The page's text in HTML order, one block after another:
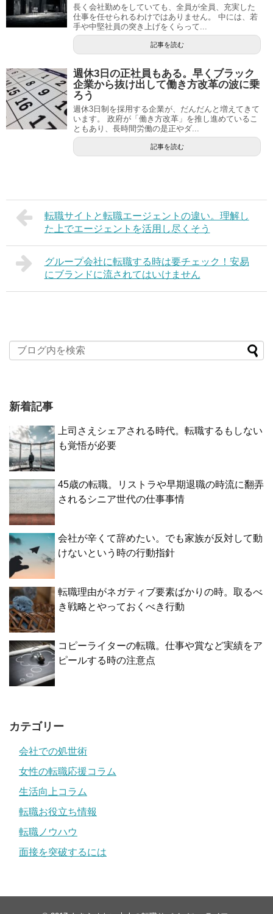
長く会社勤めをしていても、全員が全員、充実した
仕事を任せられるわけではありません。 中には、若
手や中堅社員の突き上げをくらって...
記事を読む
週休3日の正社員もある。早くブラック
企業から抜け出して働き方改革の波に乗
ろう
週休3日制を採用する企業が、だんだんと増えてきて
います。 政府が「働き方改革」を推し進めているこ
ともあり、長時間労働の是正やダ...
記事を読む
転職サイトと転職エージェントの違い。理解し
た上でエージェントを活用し尽くそう
グループ会社に転職する時は要チェック！安易
にブランドに流されてはいけません
新着記事
上司さえシェアされる時代。転職するもしない
も覚悟が必要
45歳の転職。リストラや早期退職の時流に翻弄
されるシニア世代の仕事事情
会社が辛くて辞めたい。でも家族が反対して動
けないという時の行動指針
転職理由がネガティブ要素ばかりの時。取るべ
き戦略とやっておくべき行動
コピーライターの転職。仕事や賞など実績をア
ピールする時の注意点
カテゴリー
会社での処世術
女性の転職応援コラム
生活向上コラム
転職お役立ち情報
転職ノウハウ
面接を突破するには